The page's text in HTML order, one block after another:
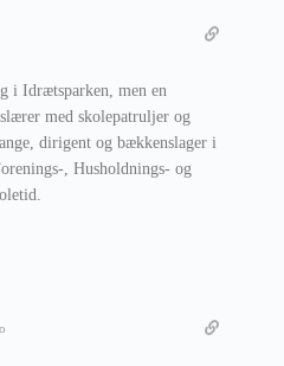
i Idrætsparken, men en
med skolepatruljer og
dirigent og bækkenslager i
, Husholdnings- og